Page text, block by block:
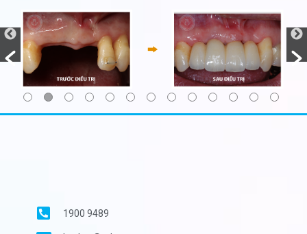
1900 9489